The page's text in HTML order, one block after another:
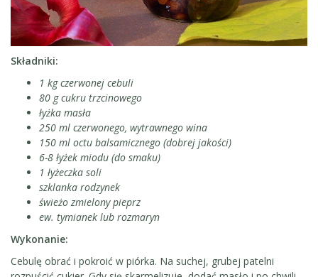
Składniki:
1 kg czerwonej cebuli
80 g cukru trzcinowego
łyżka masła
250 ml czerwonego, wytrawnego wina
150 ml octu balsamicznego (dobrej jakości)
6-8 łyżek miodu (do smaku)
1 łyżeczka soli
szklanka rodzynek
świeżo zmielony pieprz
ew. tymianek lub rozmaryn
Wykonanie:
Cebulę obrać i pokroić w piórka. Na suchej, grubej patelni